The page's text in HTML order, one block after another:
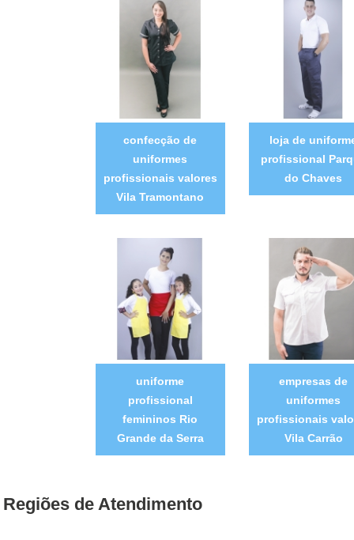
confecção de
uniformes
profissionais valores
Vila Tramontano
loja de
profissional
do Chaves
uniforme
profissional
femininos Rio
Grande da Serra
empresas de
uniformes
profissionais
Vila Carrão
Regiões de Atendimento